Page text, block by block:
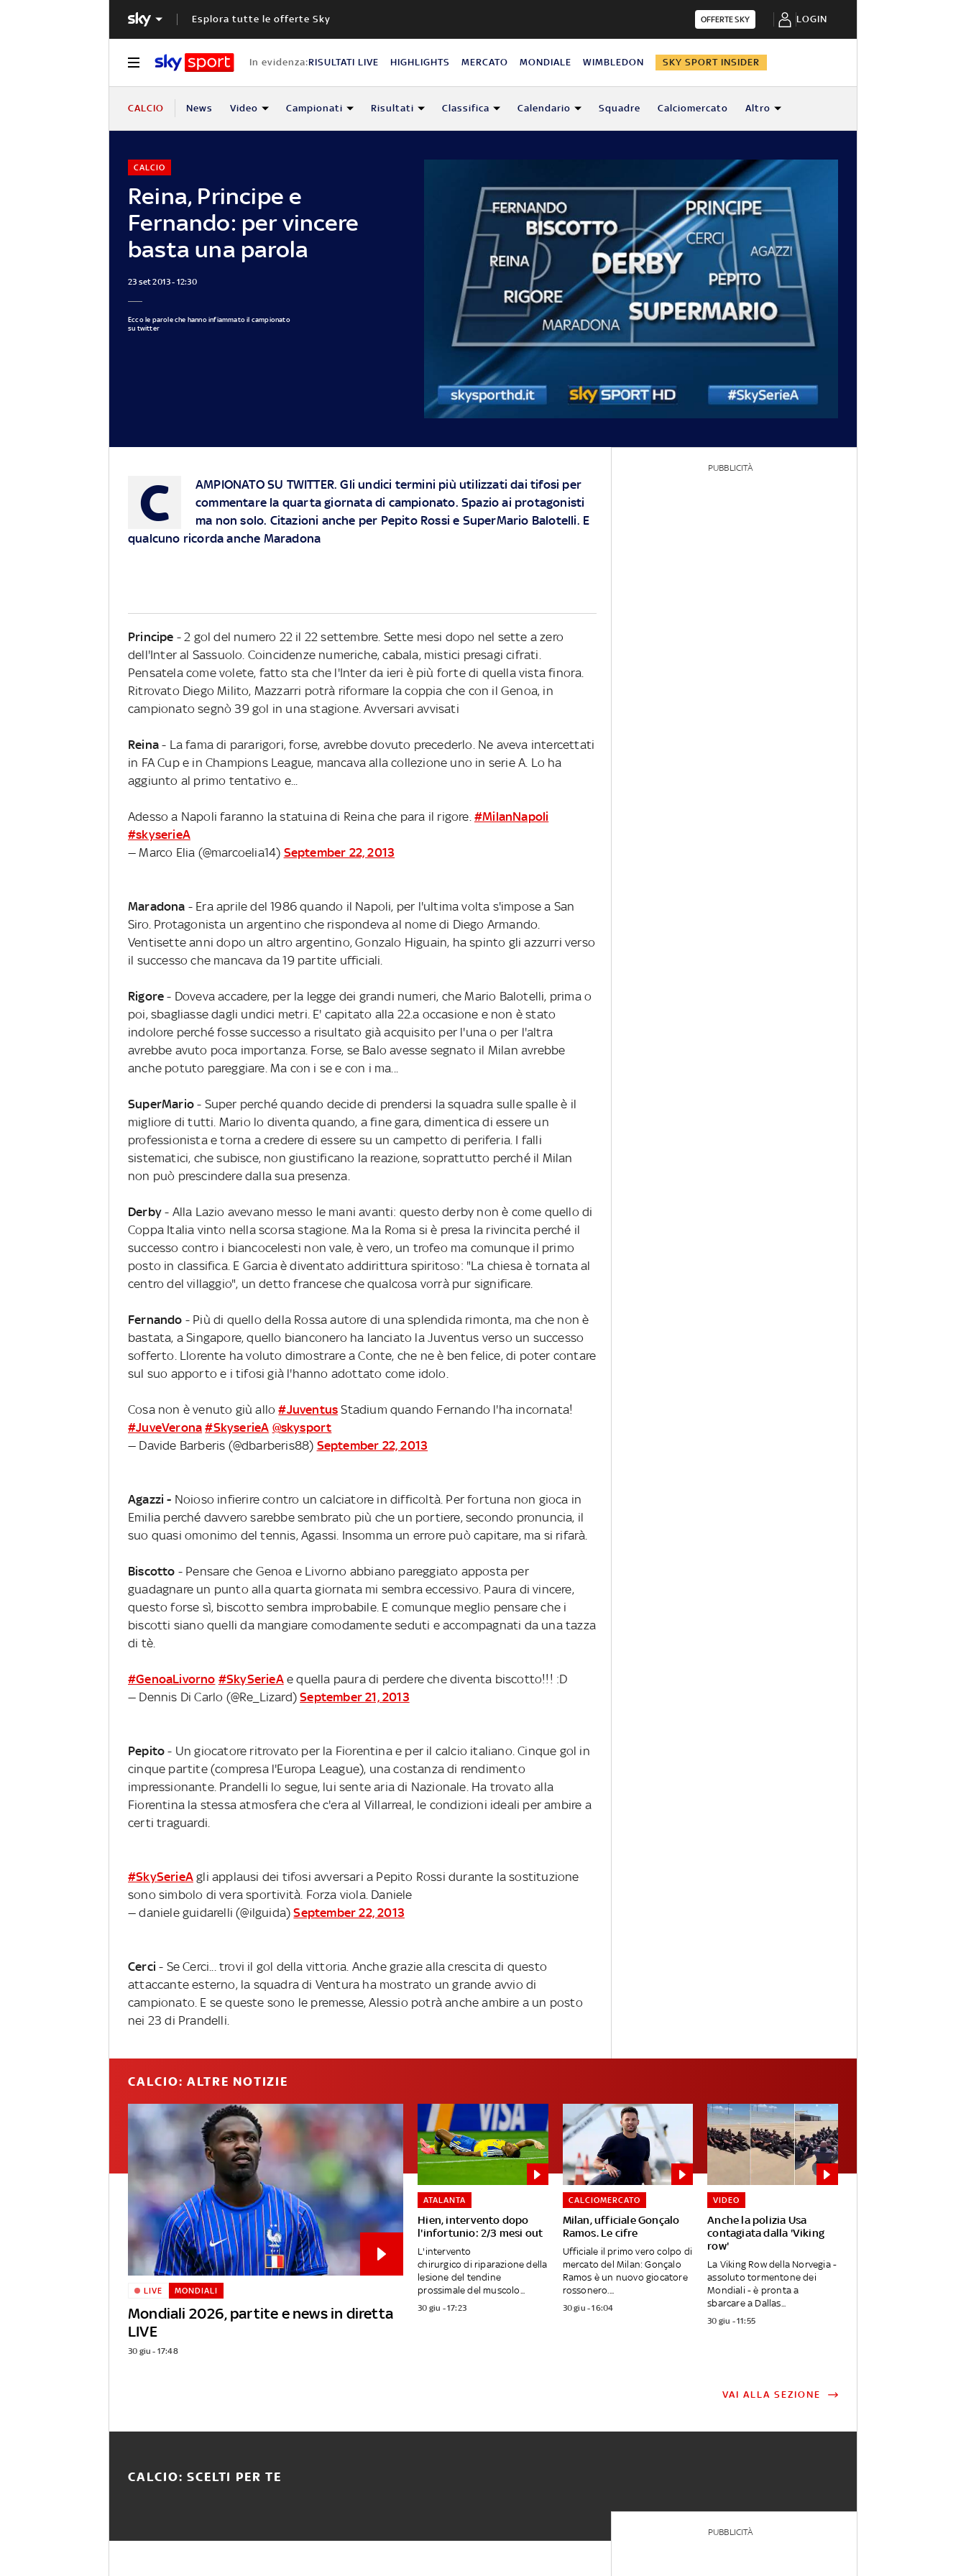
Esplora tutte le offerte Sky OFFERTE SKY LOGIN
In evidenza:RISULTATI LIVE HIGHLIGHTS MERCATO MONDIALE WIMBLEDON SKY SPORT INSIDER
CALCIO News Video Campionati Risultati Classifica Calendario Squadre Calciomercato Altro
Reina, Principe e
Fernando: per vincere
basta una parola
CALCIO
23 set 2013 - 12:30
Ecco le parole che hanno infiammato il campionato
su twitter
C AMPIONATO SU TWITTER. Gli undici termini più utilizzati dai tifosi per
commentare la quarta giornata di campionato. Spazio ai protagonisti
ma non solo. Citazioni anche per Pepito Rossi e SuperMario Balotelli. E
qualcuno ricorda anche Maradona
Principe - 2 gol del numero 22 il 22 settembre. Sette mesi dopo nel sette a zero
dell'Inter al Sassuolo. Coincidenze numeriche, cabala, mistici presagi cifrati.
Pensatela come volete, fatto sta che l'Inter da ieri è più forte di quella vista finora.
Ritrovato Diego Milito, Mazzarri potrà riformare la coppia che con il Genoa, in
campionato segnò 39 gol in una stagione. Avversari avvisati
Reina- La fama di pararigori, forse, avrebbe dovuto precederlo. Ne aveva intercettati
in FA Cup e in Champions League, mancava alla collezione uno in serie A. Lo ha
aggiunto al primo tentativo e...
Adesso a Napoli faranno la statuina di Reina che para il rigore. #MilanNapoli
#skyserieA
— Marco Elia (@marcoelia14) September 22, 2013
Maradona - Era aprile del 1986 quando il Napoli, per l'ultima volta s'impose a San
Siro. Protagonista un argentino che rispondeva al nome di Diego Armando.
Ventisette anni dopo un altro argentino, Gonzalo Higuain, ha spinto gli azzurri verso
il successo che mancava da 19 partite ufficiali.
Rigore - Doveva accadere, per la legge dei grandi numeri, che Mario Balotelli, prima o
poi, sbagliasse dagli undici metri. E' capitato alla 22.a occasione e non è stato
indolore perché fosse successo a risultato già acquisito per l'una o per l'altra
avrebbe avuto poca importanza. Forse, se Balo avesse segnato il Milan avrebbe
anche potuto pareggiare. Ma con i se e con i ma...
SuperMario- Super perché quando decide di prendersi la squadra sulle spalle è il
migliore di tutti. Mario lo diventa quando, a fine gara, dimentica di essere un
professionista e torna a credere di essere su un campetto di periferia. I falli
sistematici, che subisce, non giustificano la reazione, soprattutto perché il Milan
non può prescindere dalla sua presenza.
Derby- Alla Lazio avevano messo le mani avanti: questo derby non è come quello di
Coppa Italia vinto nella scorsa stagione. Ma la Roma si è presa la rivincita perché il
successo contro i biancocelesti non vale, è vero, un trofeo ma comunque il primo
posto in classifica. E Garcia è diventato addirittura spiritoso: "La chiesa è tornata al
centro del villaggio", un detto francese che qualcosa vorrà pur significare.
Fernando - Più di quello della Rossa autore di una splendida rimonta, ma che non è
bastata, a Singapore, quello bianconero ha lanciato la Juventus verso un successo
sofferto. Llorente ha voluto dimostrare a Conte, che ne è ben felice, di poter contare
sul suo apporto e i tifosi già l'hanno adottato come idolo.
Cosa non è venuto giù allo#Juventus Stadium quando Fernando l'ha incornata!
#JuveVerona #SkyserieA @skysport
— Davide Barberis (@dbarberis88) September 22, 2013
Agazzi - Noioso infierire contro un calciatore in difficoltà. Per fortuna non gioca in
Emilia perché davvero sarebbe sembrato più che un portiere, secondo pronuncia, il
suo quasi omonimo del tennis, Agassi. Insomma un errore può capitare, ma si rifarà.
Biscotto - Pensare che Genoa e Livorno abbiano pareggiato apposta per
guadagnare un punto alla quarta giornata mi sembra eccessivo. Paura di vincere,
questo forse sì, biscotto sembra improbabile. E comunque meglio pensare che i
biscotti siano quelli da mangiare comodamente seduti e accompagnati da una tazza
di tè.
#GenoaLivorno #SkySerieAe quella paura di perdere che diventa biscotto!!! :D
— Dennis Di Carlo (@Re_Lizard)September 21, 2013
Pepito- Un giocatore ritrovato per la Fiorentina e per il calcio italiano. Cinque gol in
cinque partite (compresa l'Europa League), una costanza di rendimento
impressionante. Prandelli lo segue, lui sente aria di Nazionale. Ha trovato alla
Fiorentina la stessa atmosfera che c'era al Villarreal, le condizioni ideali per ambire a
certi traguardi.
#SkySerieAgli applausi dei tifosi avversari a Pepito Rossi durante la sostituzione
sono simbolo di vera sportività. Forza viola. Daniele
— daniele guidarelli (@ilguida)September 22, 2013
Cerci- Se Cerci... trovi il gol della vittoria. Anche grazie alla crescita di questo
attaccante esterno, la squadra di Ventura ha mostrato un grande avvio di
campionato. E se queste sono le premesse, Alessio potrà anche ambire a un posto
nei 23 di Prandelli.
PUBBLICITÀ
CALCIO: ALTRE NOTIZIE
Mondiali 2026, partite e news in diretta
LIVE
LIVE MONDIALI
30 giu - 17:48
Hien, intervento dopo
l'infortunio: 2/3 mesi out
ATALANTA
L'intervento
chirurgico di riparazione della
lesione del tendine
prossimale del muscolo...
30 giu - 17:23
Milan, ufficiale Gonçalo
Ramos. Le cifre
CALCIOMERCATO
Ufficiale il primo vero colpo di
mercato del Milan: Gonçalo
Ramos è un nuovo giocatore
rossonero....
30 giu - 16:04
Anche la polizia Usa
contagiata dalla 'Viking
row'
VIDEO
La Viking Row della Norvegia -
assoluto tormentone dei
Mondiali - è pronta a
sbarcare a Dallas...
30 giu - 11:55
VAI ALLA SEZIONE
CALCIO: SCELTI PER TE
PUBBLICITÀ